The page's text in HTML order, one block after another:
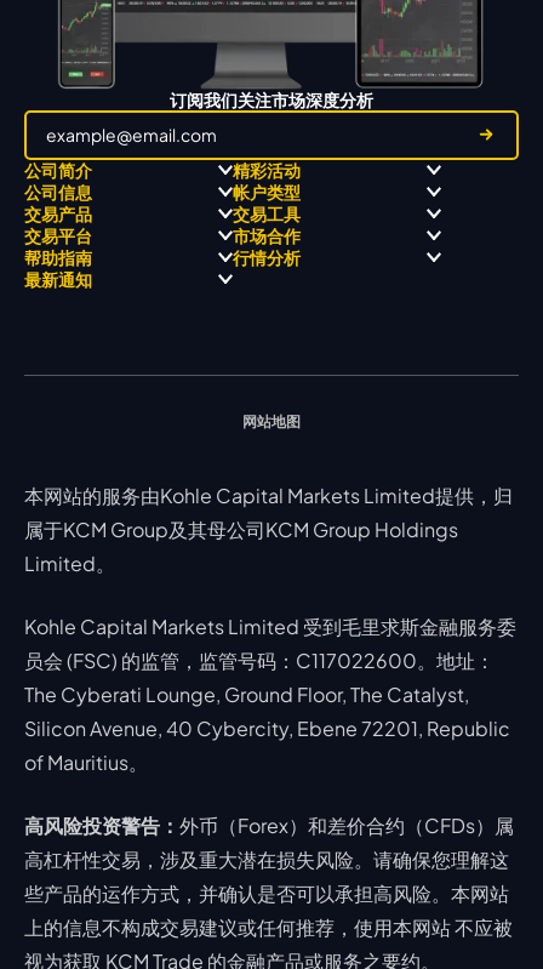
订阅我们关注市场深度分析
公司简介
关于
关于 KCM Group
三大优势
奖项和成就
精彩活动
职业高尔夫 x 飘移队
全球高尔夫锦标赛
公司信息
经营理念
公开信息与风险披露
公司新闻
视频库
帐户类型
ECN 账户
STP 账户
账户比较
交易产品
Forex
贵金属
能源
交易工具
交易平台
MetaTrader 4
MetaTrader 5
市场合作
帮助指南 行情分析
最新通知
网站地图
本网站的服务由Kohle Capital Markets Limited提供，归
属于KCM Group及其母公司KCM Group Holdings
Limited。
Kohle Capital Markets Limited 受到毛里求斯金融服务委
员会 (FSC) 的监管，监管号码：C117022600。地址：
The Cyberati Lounge, Ground Floor, The Catalyst,
Silicon Avenue, 40 Cybercity, Ebene 72201, Republic
of Mauritius。
高风险投资警告： 外币（Forex）和差价合约（CFDs）属
高杠杆性交易，涉及重大潜在损失风险。请确保您理解这
些产品的运作方式，并确认是否可以承担高风险。本网站
上的信息不构成交易建议或任何推荐，使用本网站 不应被
视为获取 KCM Trade 的金融产品或服务之要约。